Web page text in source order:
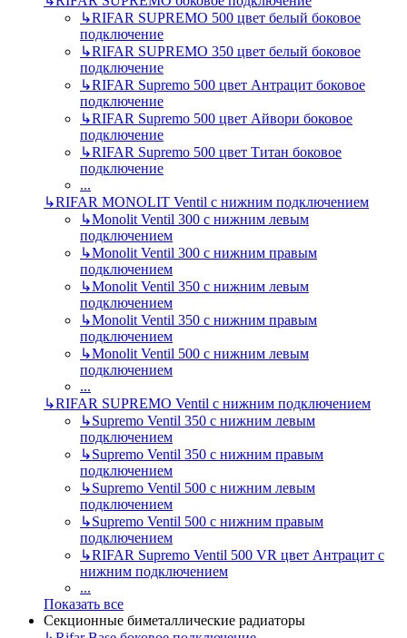
↳RIFAR SUPREMO 500 цвет белый боковое
подключение
↳RIFAR SUPREMO 350 цвет белый боковое
подключение
↳RIFAR Supremo 500 цвет Антрацит боковое
подключение
↳RIFAR Supremo 500 цвет Айвори боковое
подключение
↳RIFAR Supremo 500 цвет Титан боковое
подключение
...
↳RIFAR MONOLIT Ventil с нижним подключением
↳Monolit Ventil 300 с нижним левым
подключением
↳Monolit Ventil 300 с нижним правым
подключением
↳Monolit Ventil 350 с нижним левым
подключением
↳Monolit Ventil 350 с нижним правым
подключением
↳Monolit Ventil 500 с нижним левым
подключением
...
↳RIFAR SUPREMO Ventil с нижним подключением
↳Supremo Ventil 350 с нижним левым
подключением
↳Supremo Ventil 350 с нижним правым
подключением
↳Supremo Ventil 500 с нижним левым
подключением
↳Supremo Ventil 500 с нижним правым
подключением
↳RIFAR Supremo Ventil 500 VR цвет Антрацит с
нижним подключением
...
Показать все
Секционные биметаллические радиаторы